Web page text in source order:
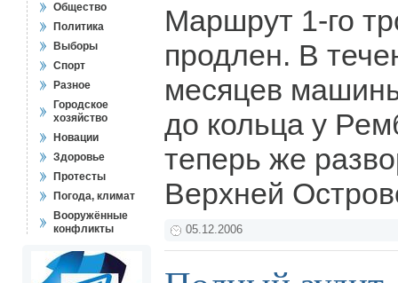
Общество
Политика
Выборы
Спорт
Разное
Городское
хозяйство
Новации
Здоровье
Протесты
Погода, климат
Вооружённые
конфликты
Маршрут 1-го
продлен. В
месяцев
до кольца у
теперь же
Верхней
05.12.2006